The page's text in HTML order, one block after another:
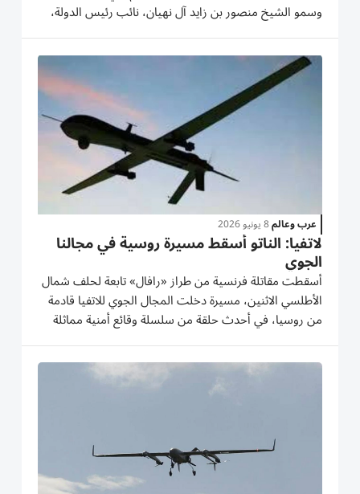
وسمو الشيخ منصور بن زايد آل نهيان، نائب رئيس الدولة،
نائب رئيس مجلس الوزراء، رئيس ديوان الرئاسة، برقيتي
تهنئة إلى أندريس كولبيرغس، بمناسبة تعيينه رئيساً للوزراء
في...
عرب وعالم8 يونيو 2026
لاتفيا: الناتو أسقط مسيرة روسية في مجالنا
الجوي
أسقطت مقاتلة فرنسية من طراز «رافال» تابعة لحلف شمال
الأطلسي الاثنين، مسيرة دخلت المجال ‌الجوي للاتفيا قادمة
من روسيا، في أحدث حلقة من ​سلسلة ⁠وقائع أمنية مماثلة
في مناطق الحدود الشرقية ‌لأوروبا. وقال جيش لاتفيا: إن
‌المسيرة دخلت من روسيا «نتيجة الحرب
الكهرومغناطيسية...